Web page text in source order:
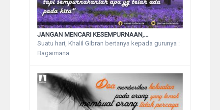
JANGAN MENCARI KESEMPURNAAN,...
Suatu hari, Khalil Gibran bertanya kepada gurunya :
Bagaimana...